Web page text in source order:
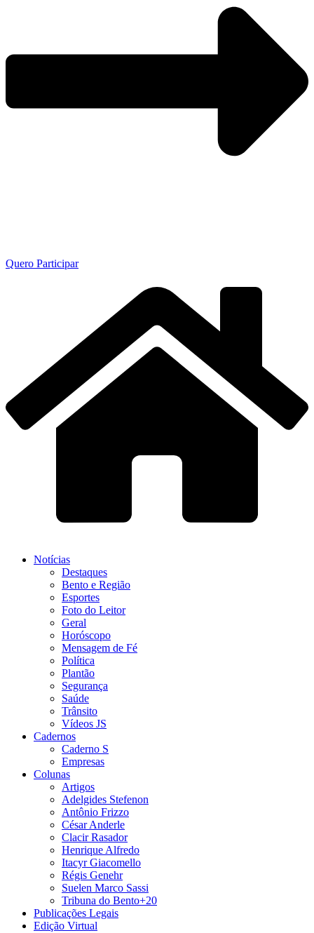
Quero Participar
Notícias
Destaques
Bento e Região
Esportes
Foto do Leitor
Geral
Horóscopo
Mensagem de Fé
Política
Plantão
Segurança
Saúde
Trânsito
Vídeos JS
Cadernos
Caderno S
Empresas
Colunas
Artigos
Adelgides Stefenon
Antônio Frizzo
César Anderle
Clacir Rasador
Henrique Alfredo
Itacyr Giacomello
Régis Genehr
Suelen Marco Sassi
Tribuna do Bento+20
Publicações Legais
Edição Virtual